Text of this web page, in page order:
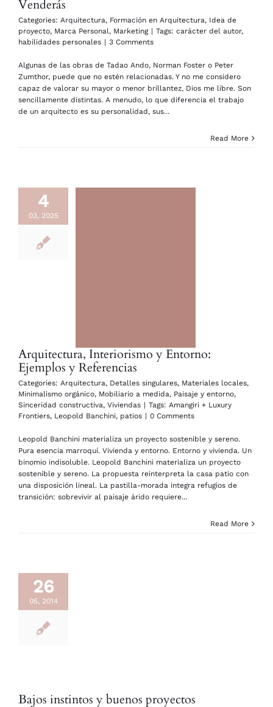
Venderás
Categories: Arquitectura, Formación en Arquitectura, Idea de
proyecto, Marca Personal, Marketing | Tags: carácter del autor,
habilidades personales | 3 Comments
Algunas de las obras de Tadao Ando, Norman Foster o Peter
Zumthor, puede que no estén relacionadas. Y no me considero
capaz de valorar su mayor o menor brillantez, Dios me libre. Son
sencillamente distintas. A menudo, lo que diferencia el trabajo
de un arquitecto es su personalidad, sus...
Read More
4
03, 2025
Arquitectura, Interiorismo y Entorno:
Ejemplos y Referencias
Categories: Arquitectura, Detalles singulares, Materiales locales,
Minimalismo orgánico, Mobiliario a medida, Paisaje y entorno,
Sinceridad constructiva, Viviendas | Tags: Amangiri + Luxury
Frontiers, Leopold Banchini, patios | 0 Comments
Leopold Banchini materializa un proyecto sostenible y sereno.
Pura esencia marroquí. Vivienda y entorno. Entorno y vivienda. Un
binomio indisoluble. Leopold Banchini materializa un proyecto
sostenible y sereno. La propuesta reinterpreta la casa patio con
una disposición lineal. La pastilla-morada integra refugios de
transición: sobrevivir al paisaje árido requiere...
Read More
26
05, 2014
Bajos instintos y buenos proyectos